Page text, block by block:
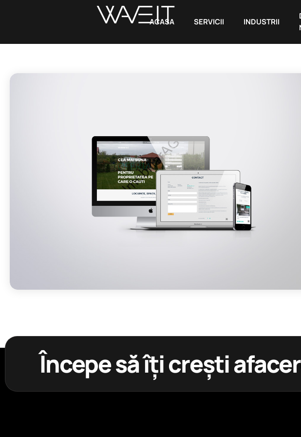
ACASA SERVICII INDUSTRII
Începe să îți crești